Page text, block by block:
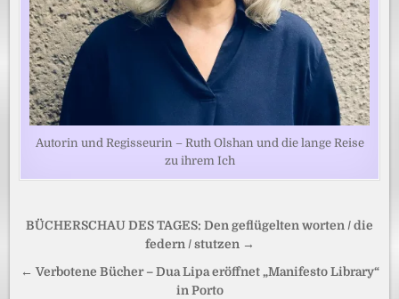
Autorin und Regisseurin – Ruth Olshan und die lange Reise
zu ihrem Ich
Beitragsnavigation
BÜCHERSCHAU DES TAGES: Den geflügelten worten / die
federn / stutzen →
← Verbotene Bücher – Dua Lipa eröffnet „Manifesto Library“
in Porto